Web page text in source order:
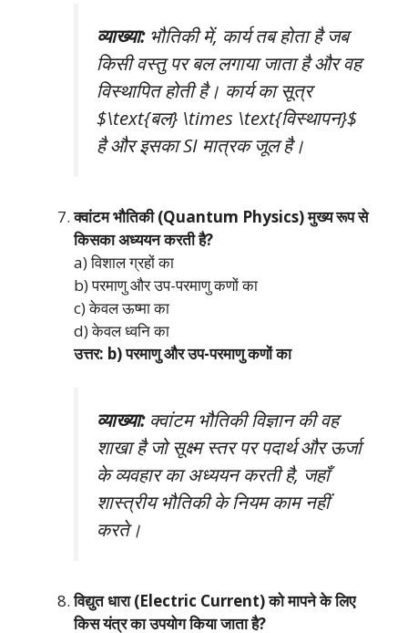
व्याख्या:भौतिकी में, कार्य तब होता है जब
किसी वस्तु पर बल लगाया जाता है और वह
विस्थापित होती है। कार्य का सूत्र
$\text{बल} \times \text{विस्थापन}$
है और इसका SI मात्रक जूल है।
क्वांटम भौतिकी (Quantum Physics) मुख्य रूप से
किसका अध्ययन करती है?
a) विशाल ग्रहों का
b) परमाणु और उप-परमाणु कणों का
c) केवल ऊष्मा का
d) केवल ध्वनि का
उत्तर: b) परमाणु और उप-परमाणु कणों का
व्याख्या:क्वांटम भौतिकी विज्ञान की वह
शाखा है जो सूक्ष्म स्तर पर पदार्थ और ऊर्जा
के व्यवहार का अध्ययन करती है, जहाँ
शास्त्रीय भौतिकी के नियम काम नहीं
करते।
विद्युत धारा (Electric Current) को मापने के लिए
किस यंत्र का उपयोग किया जाता है?